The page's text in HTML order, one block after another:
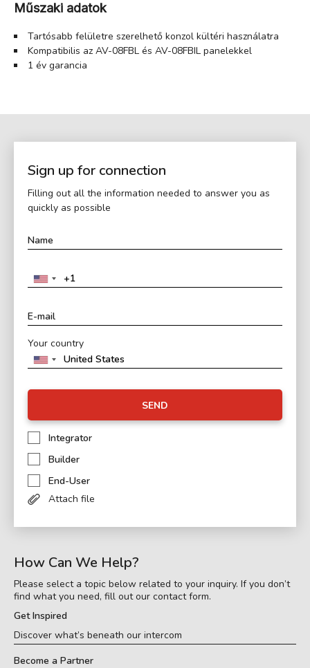
Műszaki adatok
Tartósabb felületre szerelhető konzol kültéri használatra
Kompatibilis az AV-08FBL és AV-08FBIL panelekkel
1 év garancia
Sign up for connection
Filling out all the information needed to answer you as
quickly as possible
Your country
SEND
Integrator
Builder
End-User
Attach file
How Can We Help?
Please select a topic below related to your inquiry. If you don’t
find what you need, fill out our contact form.
Get Inspired
Discover what’s beneath our intercom
Become a Partner